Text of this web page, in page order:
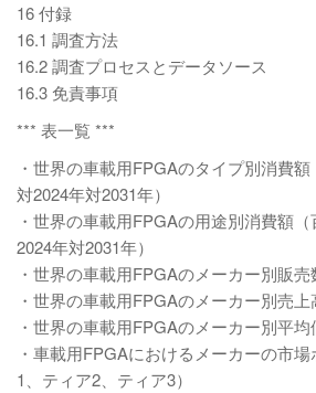
16 付録
16.1 調査方法
16.2 調査プロセスとデータソース
16.3 免責事項
*** 表一覧 ***
・世界の車載用FPGAのタイプ別消費
対2024年対2031年）
・世界の車載用FPGAの用途別消費額
2024年対2031年）
・世界の車載用FPGAのメーカー別販売
・世界の車載用FPGAのメーカー別売上
・世界の車載用FPGAのメーカー別平均
・車載用FPGAにおけるメーカーの市
1、ティア2、ティア3）